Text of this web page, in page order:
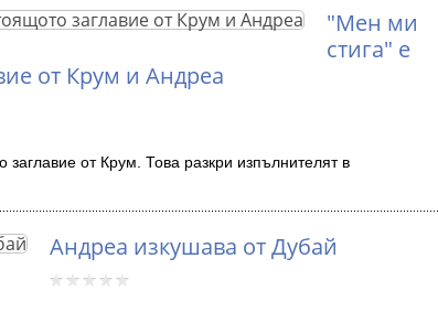
"Мен ми
стига" е
от Крум и Андреа
заглавие от Крум. Това разкри изпълнителят в
Андреа изкушава от Дубай